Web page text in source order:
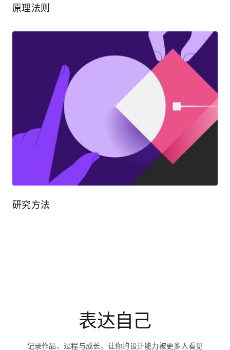
原理法则
研究方法
表达自己
记录作品、过程与成长，让你的设计能力被更多人看见